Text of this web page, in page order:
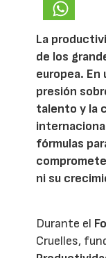
La
de los
europea.
presión
talento y la
fórmulas
ni su
Durante el
Cruelles,